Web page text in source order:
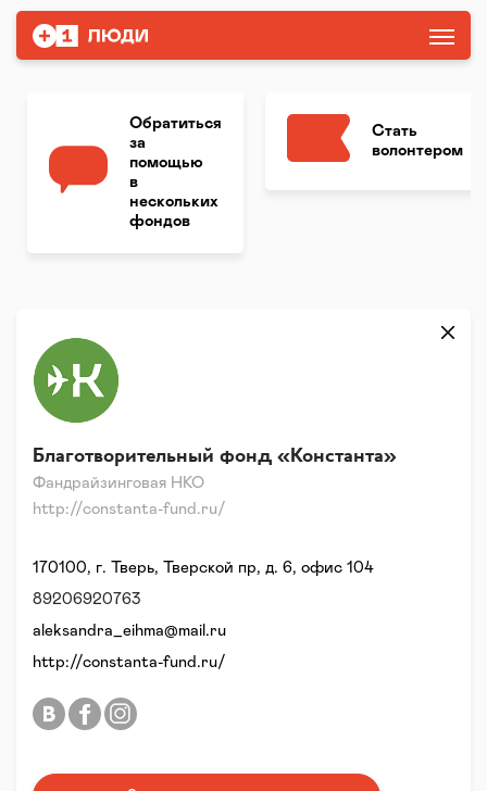
Обратиться
за
помощью
в
нескольких
фондов
Стать
волонтером
Фандрайзинговая НКО
Благотворительный фонд «Константа»
http://constanta-fund.ru/
170100, г. Тверь, Тверской пр, д. 6, офис 104
89206920763
aleksandra_eihma@mail.ru
http://constanta-fund.ru/